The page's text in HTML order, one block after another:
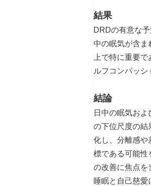
結果
DRDの有意な
中の眠気が含ま
上で特に重要
ルフコンパッシ
結論
日中の眠気お
の下位尺度の結
化し、分離感や
標である可能性
の改善に焦点を
睡眠と自己慈